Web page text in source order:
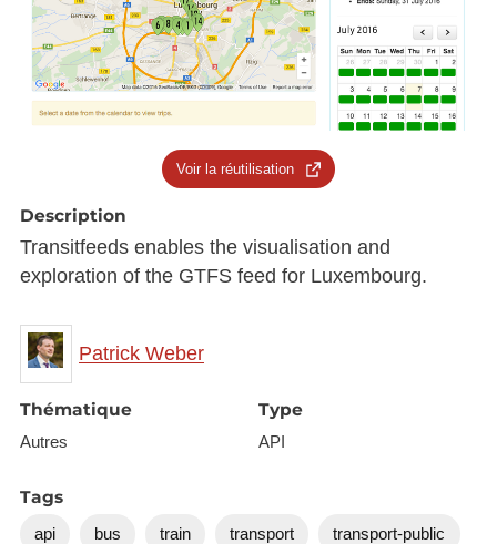
Voir la réutilisation
Description
Transitfeeds enables the visualisation and
exploration of the GTFS feed for Luxembourg.
Patrick Weber
Thématique
Autres
Type
API
Tags
api bus train transport transport-public